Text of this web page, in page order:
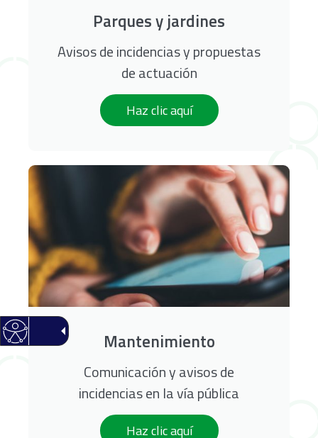
Parques y jardines
Avisos de incidencias y propuestas
de actuación
Haz clic aquí
Mantenimiento
Comunicación y avisos de
incidencias en la vía pública
Haz clic aquí